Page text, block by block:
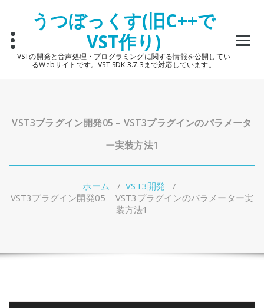
うつぼっくす(旧C++で
VST作り)
VSTの開発と音声処理・プログラミングに関する情報を公開してい
るWebサイトです。VST SDK 3.7.3まで対応しています。
VST3プラグイン開発05 – VST3プラグインのパラメータ
ー実装方法1
ホーム /VST3開発 /
VST3プラグイン開発05 – VST3プラグインのパラメーター実
装方法1